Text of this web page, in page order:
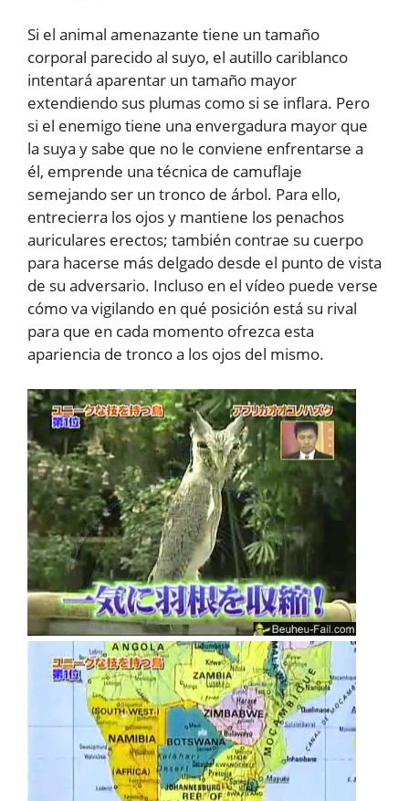
Si el animal amenazante tiene un tamaño
corporal parecido al suyo, el autillo cariblanco
intentará aparentar un tamaño mayor
extendiendo sus plumas como si se inflara. Pero
si el enemigo tiene una envergadura mayor que
la suya y sabe que no le conviene enfrentarse a
él, emprende una técnica de camuflaje
semejando ser un tronco de árbol. Para ello,
entrecierra los ojos y mantiene los penachos
auriculares erectos; también contrae su cuerpo
para hacerse más delgado desde el punto de vista
de su adversario. Incluso en el vídeo puede verse
cómo va vigilando en qué posición está su rival
para que en cada momento ofrezca esta
apariencia de tronco a los ojos del mismo.